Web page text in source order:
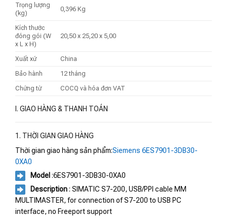
Trọng lượng
(kg)
0,396 Kg
Kích thước
đóng gói (W
x L x H)
20,50 x 25,20 x 5,00
Xuất xứ
China
Bảo hành
12 tháng
Chứng từ
COCQ và hóa đơn VAT
I. GIAO HÀNG & THANH TOÁN
1. THỜI GIAN GIAO HÀNG
Thời gian giao hàng sản phẩm:Siemens 6ES7901-3DB30-
0XA0
Model :6ES7901-3DB30-0XA0
Description: SIMATIC S7-200, USB/PPI cable MM
MULTIMASTER, for connection of S7-200 to USB PC
interface, no Freeport support